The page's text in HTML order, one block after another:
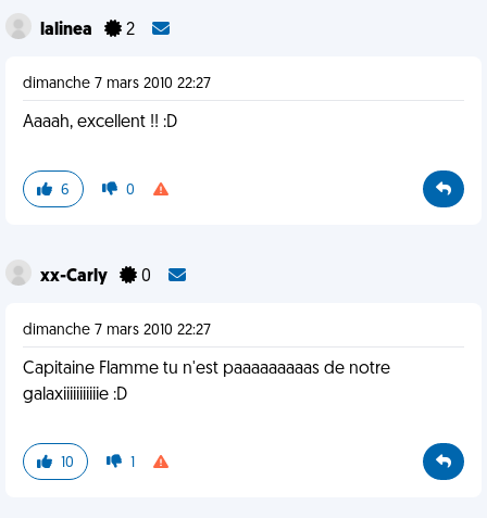
lalinea 2
dimanche 7 mars 2010 22:27
Aaaah, excellent !! :D
6 0
xx-Carly 0
dimanche 7 mars 2010 22:27
Capitaine Flamme tu n'est paaaaaaaaas de notre
galaxiiiiiiiiiiie :D
10 1